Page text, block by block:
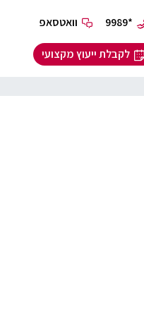
לקבלת ייעוץ מקצועי
*9989 וואטסאפ